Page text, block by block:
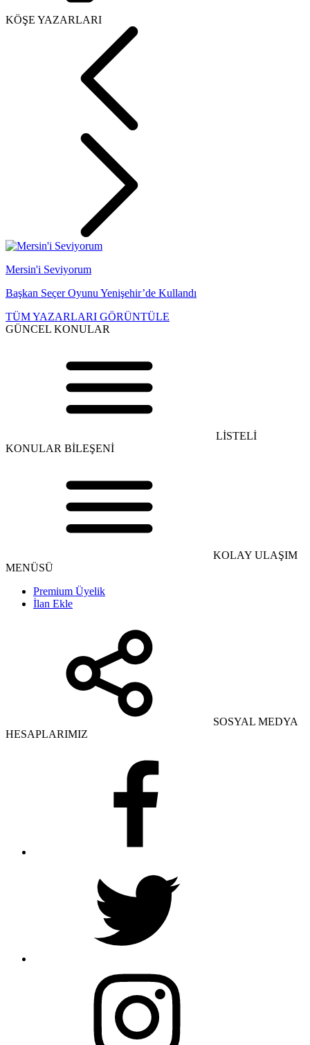
KÖŞE YAZARLARI
Mersin'i Seviyorum
Başkan Seçer Oyunu Yenişehir’de Kullandı
TÜM YAZARLARI GÖRÜNTÜLE
GÜNCEL KONULAR
LİSTELİ
KONULAR BİLEŞENİ
KOLAY ULAŞIM
MENÜSÜ
Premium Üyelik
İlan Ekle
SOSYAL MEDYA
HESAPLARIMIZ